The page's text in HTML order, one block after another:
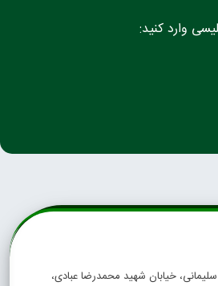
وارد کنید:
خیابان شهید محمدرضا عبادی،